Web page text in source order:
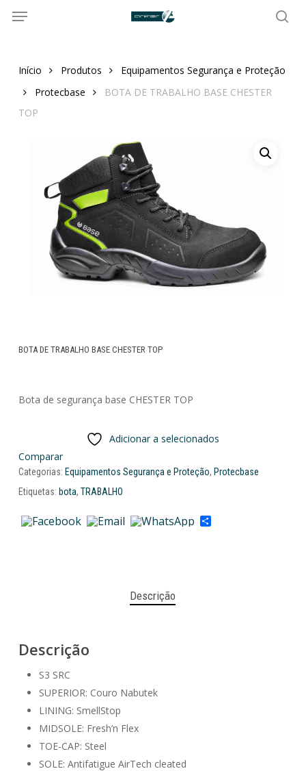
Menu
Início Produtos
Equipamentos Segurança e Proteção
Protecbase
BOTA DE TRABALHO BASE CHESTER
TOP
BOTA DE TRABALHO BASE CHESTER TOP
Bota de segurança base CHESTER TOP
Adicionar a selecionados
Comparar
Categorias: Equipamentos Segurança e Proteção, Protecbase
Etiquetas: bota, TRABALHO
Share
Descrição
Descrição
S3 SRC
SUPERIOR: Couro Nabutek
LINING: SmellStop
MIDSOLE: Fresh’n Flex
TOE-CAP: Steel
SOLE: Antifatigue AirTech cleated